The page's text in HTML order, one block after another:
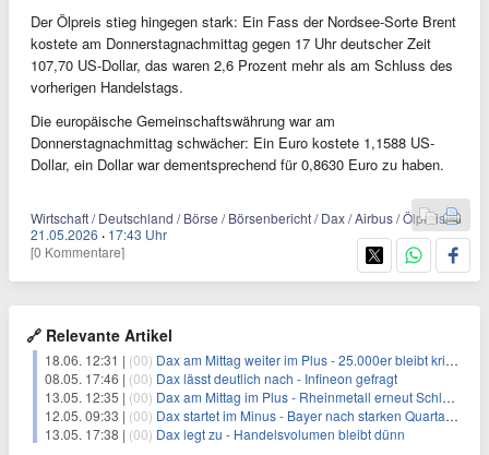
Der Ölpreis stieg hingegen stark: Ein Fass der Nordsee-Sorte Brent
kostete am Donnerstagnachmittag gegen 17 Uhr deutscher Zeit
107,70 US-Dollar, das waren 2,6 Prozent mehr als am Schluss des
vorherigen Handelstags.
Die europäische Gemeinschaftswährung war am
Donnerstagnachmittag schwächer: Ein Euro kostete 1,1588 US-
Dollar, ein Dollar war dementsprechend für 0,8630 Euro zu haben.
Wirtschaft / Deutschland / Börse / Börsenbericht / Dax / Airbus / Ölpreis
21.05.2026 · 17:43 Uhr
[0 Kommentare]
🔗 Relevante Artikel
18.06. 12:31 | (00) Dax am Mittag weiter im Plus - 25.000er bleibt kritische Marke
08.05. 17:46 | (00) Dax lässt deutlich nach - Infineon gefragt
13.05. 12:35 | (00) Dax am Mittag im Plus - Rheinmetall erneut Schlusslicht
12.05. 09:33 | (00) Dax startet im Minus - Bayer nach starken Quartalszahlen gefragt
13.05. 17:38 | (00) Dax legt zu - Handelsvolumen bleibt dünn